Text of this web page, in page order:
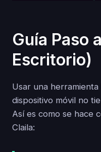
Guía Paso
Escritorio)
Usar una
dispositivo móvil no
Así es como se hace
Claila: